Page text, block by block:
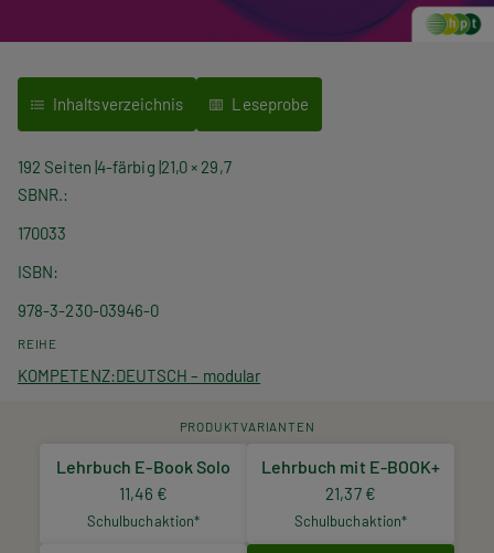
Inhaltsverzeichnis Leseprobe
192 Seiten 4-färbig 21,0 × 29,7
SBNR.
170033
ISBN
978-3-230-03946-0
REIHE
KOMPETENZ:DEUTSCH – modular
PRODUKTVARIANTEN
Lehrbuch E-Book Solo
11,46 €
Schulbuchaktion*
Lehrbuch mit E-BOOK+
21,37 €
Schulbuchaktion*